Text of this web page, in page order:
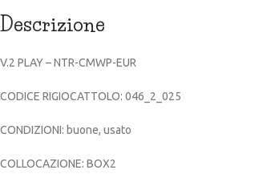
Descrizione
V.2 PLAY – NTR-CMWP-EUR
CODICE RIGIOCATTOLO: 046_2_025
CONDIZIONI: buone, usato
COLLOCAZIONE: BOX2